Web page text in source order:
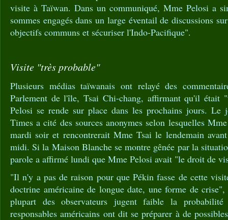
visite à Taïwan. Dans un communiqué, Mme Pelosi a
sommes engagés dans un large éventail de discussions
objectifs communs et sécuriser l'Indo-Pacifique".
Visite "très probable"
Plusieurs médias taïwanais ont relayé des
Parlement de l'île, Tsai Chi-chang, affirmant qu'il était
Pelosi se rende sur place dans les prochains jours. Le
Times a cité des sources anonymes selon lesquelles
mardi soir et rencontrerait Mme Tsai le lendemain
midi. Si la Maison Blanche se montre gênée par la
parole a affirmé lundi que Mme Pelosi avait "le droit de
"Il n'y a pas de raison pour que Pékin fasse de cette
doctrine américaine de longue date, une forme de
plupart des observateurs jugent faible la
responsables américains ont dit se préparer à de